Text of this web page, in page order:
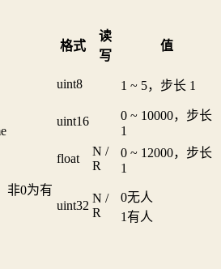
格式
读
写
值
uint8 1 ~ 5，步长 1
uint16
0 ~ 10000，步长
1
float
N /
R
0 ~ 12000，步长
1
非0为有
uint32
N /
R
0无人
1有人